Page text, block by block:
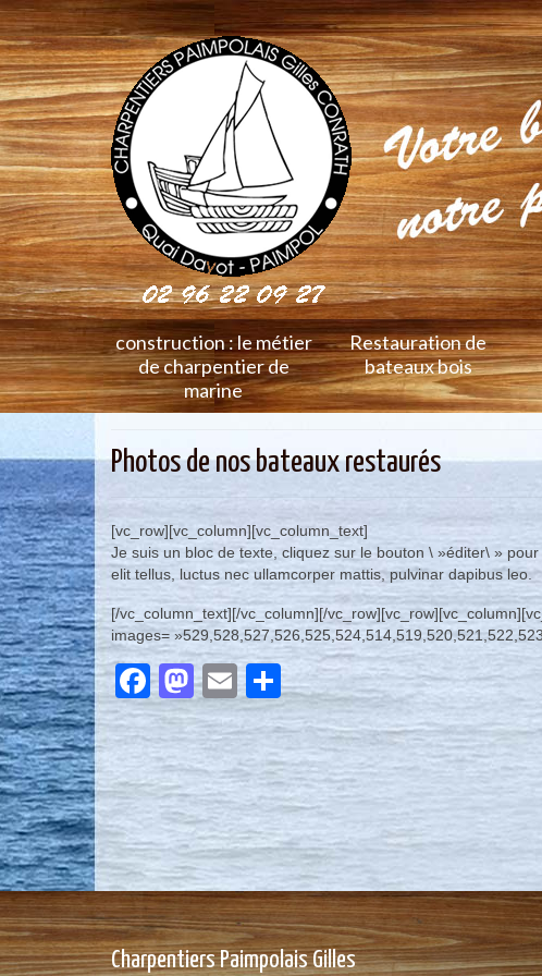
construction : le métier
de charpentier de
marine
Restauration de
bateaux bois
Photos de nos bateaux restaurés
[vc_row][vc_column][vc_column_text]
Je suis un bloc de texte, cliquez sur le bouton \ »éditer\ »
elit tellus, luctus nec ullamcorper mattis, pulvinar dapibus leo.
[/vc_column_text][/vc_column][/
images=
Facebook
Mastodon
EmailPartager
Charpentiers Paimpolais Gilles